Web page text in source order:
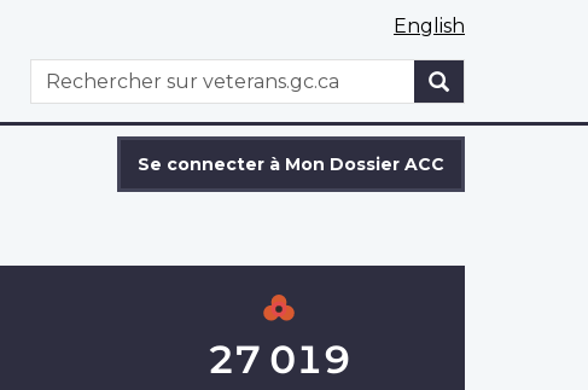
English
WxT
Search
Rechercher
Se connecter à Mon Dossier ACC
27 019